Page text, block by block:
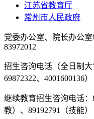
江苏省教育厅
常州市人民政府
党委办公室、院长办公室
83972012
招生咨询电话（全日制大
69872322、4001600136）
继续教育招生咨询电话：
教）、89192791（技能）